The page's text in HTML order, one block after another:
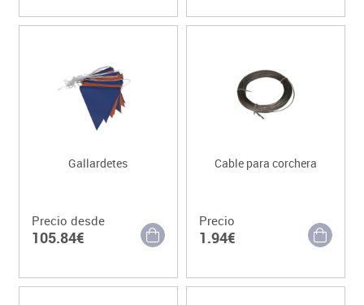
Gallardetes
Precio desde
105.84€
Cable para corchera
Precio
1.94€